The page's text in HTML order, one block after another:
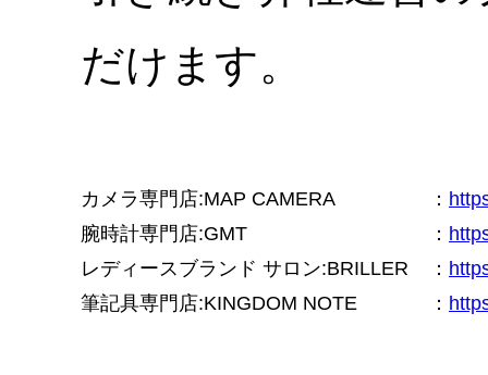
だけます。
カメラ専門店:MAP CAMERA ：
腕時計専門店:GMT
：
レディースブランド サロン:BRILLER
：
筆記具専門店:KINGDOM NOTE
：